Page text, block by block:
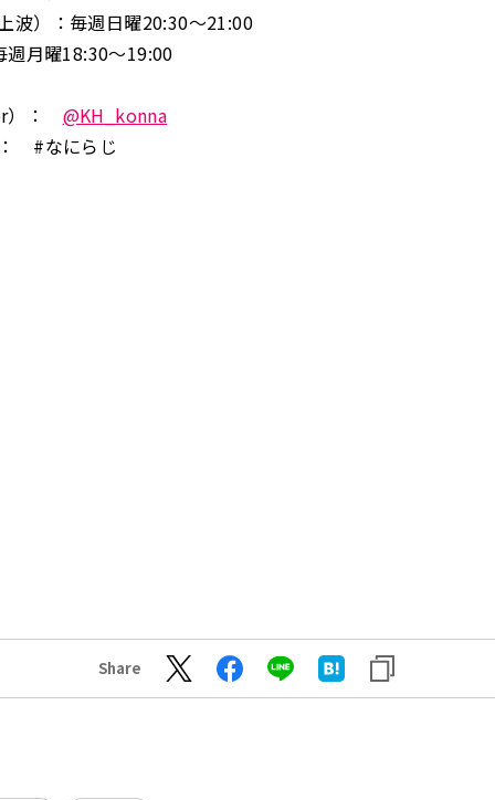
波）：毎週日曜20:30～21:00
週月曜18:30～19:00
）： @KH_konna
#なにらじ
Share